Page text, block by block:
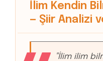
İlim Kendin
— Şiir Analizi
"İlim ilim